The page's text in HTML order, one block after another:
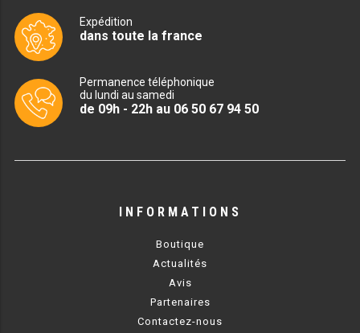
MACHINE À GRANITÉ
PRÉSENTOIR DE VENTE
VITRINE SÉRIE UOC
BUFFET CHAUD / FROID
Expédition
dans toute la france
Permanence téléphonique
du lundi au samedi
de 09h - 22h au 06 50 67 94 50
INFORMATIONS
Boutique
Actualités
Avis
Partenaires
Contactez-nous